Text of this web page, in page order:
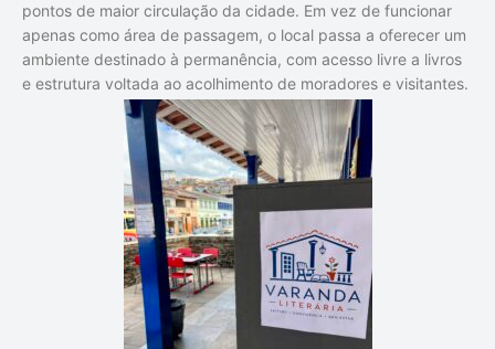
pontos de maior circulação da cidade. Em vez de funcionar
apenas como área de passagem, o local passa a oferecer um
ambiente destinado à permanência, com acesso livre a livros
e estrutura voltada ao acolhimento de moradores e visitantes.